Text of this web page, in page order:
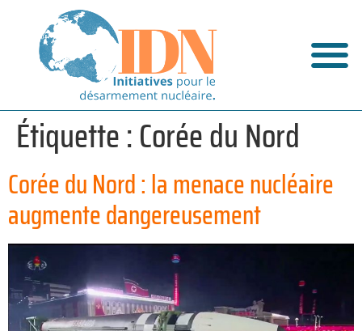
Étiquette :Corée du Nord
Corée du Nord : la menace nucléaire
augmente dangereusement